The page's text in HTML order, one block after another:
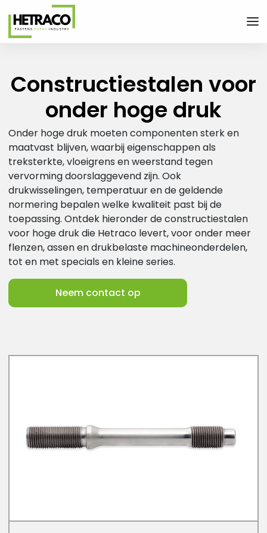
- Home pagina
Constructiestalen voor
onder hoge druk
Onder hoge druk moeten componenten sterk en
maatvast blijven, waarbij eigenschappen als
treksterkte, vloeigrens en weerstand tegen
vervorming doorslaggevend zijn. Ook
drukwisselingen, temperatuur en de geldende
normering bepalen welke kwaliteit past bij de
toepassing. Ontdek hieronder de constructiestalen
voor hoge druk die Hetraco levert, voor onder meer
flenzen, assen en drukbelaste machineonderdelen,
tot en met specials en kleine series.
Neem contact op